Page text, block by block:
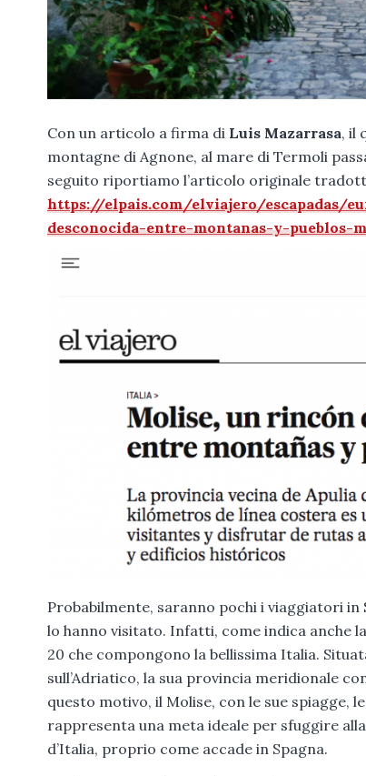
Con un articolo a firma di Luis Mazarrasa, il
montagne di Agnone, al mare di Termoli
seguito riportiamo l’articolo originale
https://elpais.com/elviajero/escapadas/
desconocida-entre-montanas-y-pueblos-
Probabilmente, saranno pochi i viaggiatori
lo hanno visitato. Infatti, come indica anche
20 che compongono la bellissima Italia.
sull’Adriatico, la sua provincia meridionale
questo motivo, il Molise, con le sue spiagge,
rappresenta una meta ideale per sfuggire
d’Italia, proprio come accade in Spagna.